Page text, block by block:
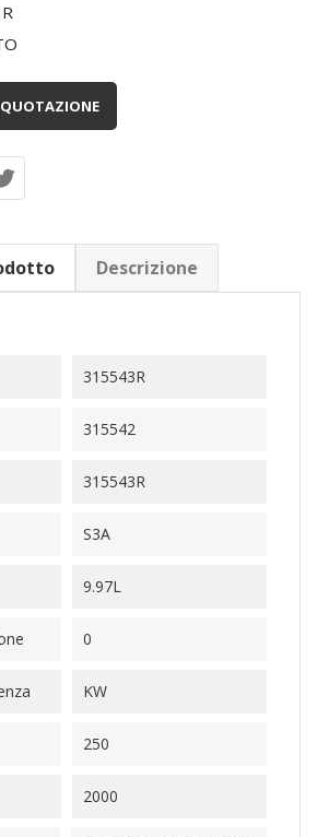
Descrizione
315543R
315542
315543R
S3A
9.97L
0
KW
250
2000